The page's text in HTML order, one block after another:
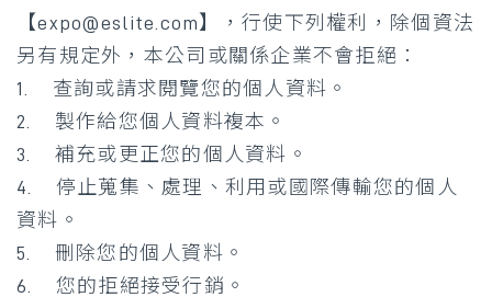
【expo@eslite.com 】，行使下列權利，除個資法
另有規定外，本公司或關係企業不會拒絕：
1. 查詢或請求閱覽您的個人資料。
2. 製作給您個人資料複本。
3. 補充或更正您的個人資料。
4. 停止蒐集、處理、利用或國際傳輸您的個人
資料。
5. 刪除您的個人資料。
6. 您的拒絕接受行銷。